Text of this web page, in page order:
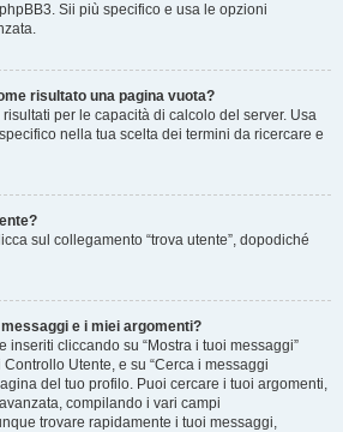
Sii più specifico e usa le opzioni
risultato una pagina vuota?
per le capacità di calcolo del server. Usa
nella tua scelta dei termini da ricercare e
sul collegamento “trova utente”, dopodiché
e i miei argomenti?
inseriti cliccando su “Mostra i tuoi messaggi”
Utente, e su “Cerca i messaggi
del tuo profilo. Puoi cercare i tuoi argomenti,
compilando i vari campi
trovare rapidamente i tuoi messaggi,